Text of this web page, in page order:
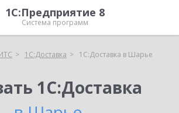
1С:Предприятие 8
Система программ
1С:Доставка 1С:Доставка в Шарье
1С:Доставка